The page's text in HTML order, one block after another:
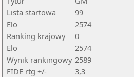
Lista startowa
99
Elo
2574
Ranking krajowy
0
Elo
2574
Wynik rankingowy 2589
FIDE rtg +/-
3,3